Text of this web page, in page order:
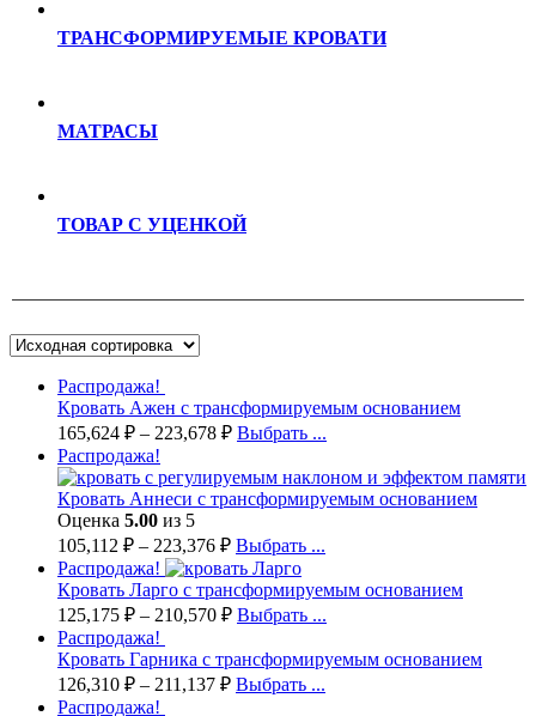
ТРАНСФОРМИРУЕМЫЕ КРОВАТИ
МАТРАСЫ
ТОВАР С УЦЕНКОЙ
Распродажа!
Кровать Ажен с трансформируемым основанием
165,624 ₽ – 223,678 ₽ Выбрать ...
Распродажа!
Кровать Аннеси с трансформируемым основанием
Оценка 5.00 из 5
105,112 ₽ – 223,376 ₽ Выбрать ...
Распродажа!
Кровать Ларго с трансформируемым основанием
125,175 ₽ – 210,570 ₽ Выбрать ...
Распродажа!
Кровать Гарника с трансформируемым основанием
126,310 ₽ – 211,137 ₽ Выбрать ...
Распродажа!